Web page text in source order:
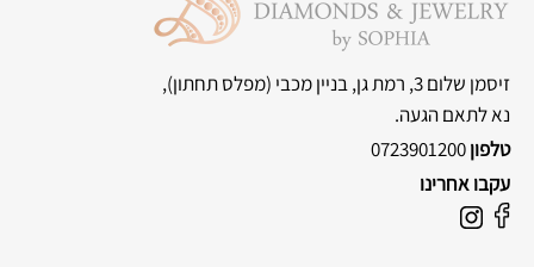
זיסמן שלום 3, רמת גן, בניין מכבי
(מפלס תחתון),
נא לתאם הגעה.
טלפון0723901200
עקבו אחרינו
F
I